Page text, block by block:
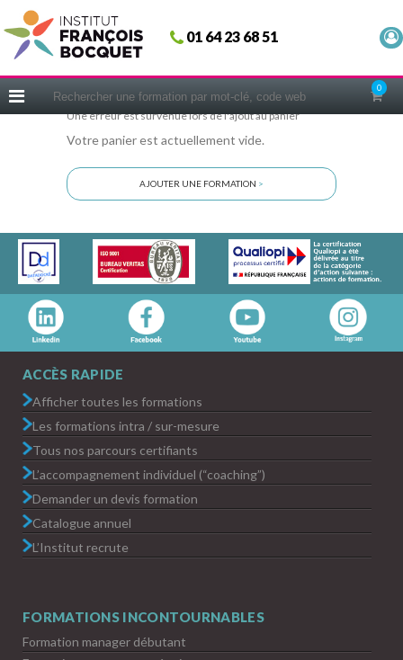
01 64 23 68 51
0
Fermer
ACCUEIL
CERIFICATIONS
INTRAS | SUR-MESURE
COACHING
NOUS CONNAÎTRE
CONSEILS MICRO-COACHING
PODCAST
WEBINAIRES
Une erreur est survenue lors de l'ajout au panier
Votre panier est actuellement vide.
AJOUTER UNE FORMATION >
ACCÈS RAPIDE
Afficher toutes les formations
Les formations intra / sur-mesure
Tous nos parcours certifiants
L’accompagnement individuel (“coaching”)
Demander un devis formation
Catalogue annuel
L’Institut recrute
FORMATIONS INCONTOURNABLES
Formation manager débutant